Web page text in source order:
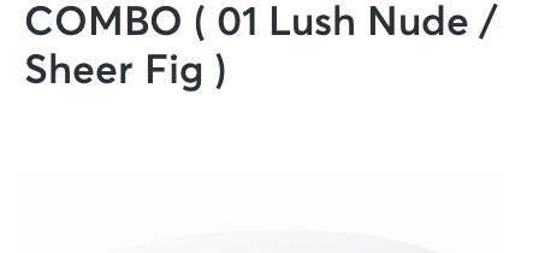
COMBO ( 01 Lush Nude /
Sheer Fig )